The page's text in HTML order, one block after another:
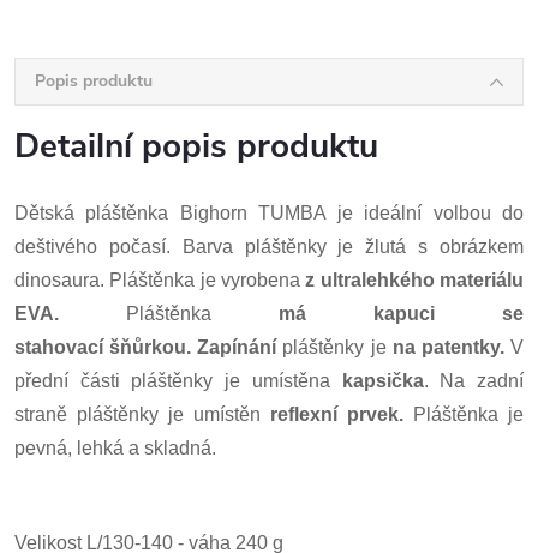
Popis produktu
Detailní popis produktu
Dětská pláštěnka Bighorn TUMBA je ideální volbou do
deštivého počasí. Barva pláštěnky je žlutá s obrázkem
dinosaura. Pláštěnka je vyrobenaz ultralehkého materiálu
EVA.
Pláštěnka má kapuci se
stahovací šňůrkou.Zapínání pláštěnky jena patentky.V
přední části pláštěnky je umístěna
kapsička.
Na zadní
straně pláštěnky je umístěn reflexní prvek. Pláštěnka je
pevná, lehká a skladná.
Velikost L/130-140 - váha 240 g